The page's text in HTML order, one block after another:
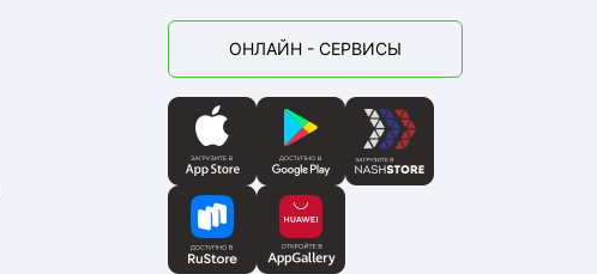
ОНЛАЙН - СЕРВИСЫ